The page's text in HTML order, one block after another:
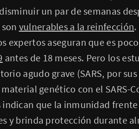
un par de semanas
vulnerables a la reinfección
expertos aseguran que es
antes de 18 meses. Pero los
agudo grave (SARS, por
genético con el SARS-
que la inmunidad frente
y brinda protección durante